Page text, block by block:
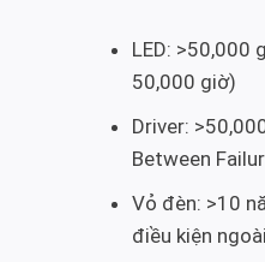
LED: >50,000
50,000 giờ)
Driver:
Between
Vỏ đèn: >10
điều kiện